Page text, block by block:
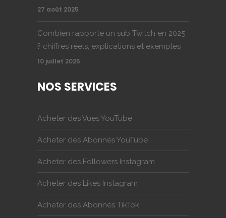
27 août 2025
Combien rapporte un sub Twitch en 2025
? chiffres réels, explications et exemples
10 juillet 2025
NOS SERVICES
Acheter des Vues YouTube
Acheter des Abonnés YouTube
Acheter des Followers Instagram
Acheter des Likes Instagram
Acheter des Abonnés TikTok